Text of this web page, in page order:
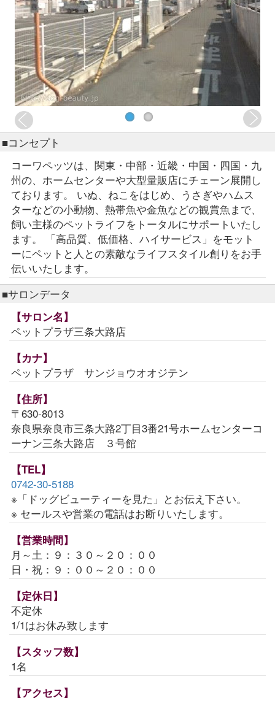
■コンセプト
コーワペッツは、関東・中部・近畿・中国・四国・九
州の、ホームセンターや大型量販店にチェーン展開し
ております。 いぬ、ねこをはじめ、うさぎやハムス
ターなどの小動物、熱帯魚や金魚などの観賞魚まで、
飼い主様のペットライフをトータルにサポートいたし
ます。 「高品質、低価格、ハイサービス」をモット
ーにペットと人との素敵なライフスタイル創りをお手
伝いいたします。
■サロンデータ
【サロン名】
ペットプラザ三条大路店
【カナ】
ペットプラザ サンジョウオオジテン
【住所】
〒630-8013
奈良県奈良市三条大路2丁目3番21号ホームセンターコ
ーナン三条大路店 ３号館
【TEL】
0742-30-5188
※「ドッグビューティーを見た」とお伝え下さい。
※ セールスや営業の電話はお断りいたします。
【営業時間】
月～土：９：３０～２０：００
日・祝：９：００～２０：００
【定休日】
不定休
1/1はお休み致します
【スタッフ数】
1名
【アクセス】